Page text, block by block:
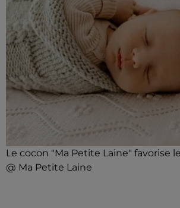
Le cocon "Ma Petite Laine" favorise
@ Ma Petite Laine